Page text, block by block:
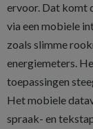
ervoor. Dat komt
via een mobiele
zoals slimme
energiemeters.
toepassingen
Het mobiele
spraak- en